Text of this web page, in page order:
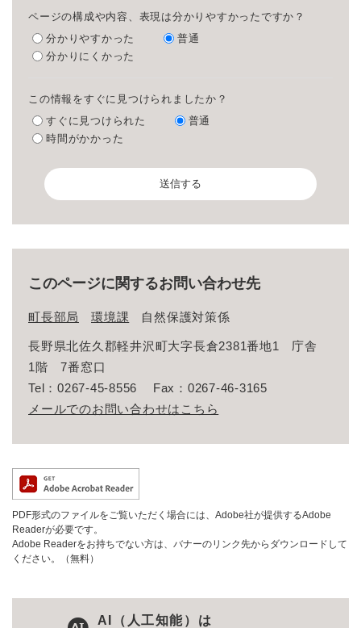
ページの構成や内容、表現は分かりやすかったですか？
分かりやすかった
普通
分かりにくかった
この情報をすぐに見つけられましたか？
すぐに見つけられた
普通
時間がかかった
このページに関するお問い合わせ先
町長部局 環境課 自然保護対策係
長野県北佐久郡軽井沢町大字長倉2381番地1 庁舎
1階 7番窓口
Tel：0267-45-8556
Fax：0267-46-3165
メールでのお問い合わせはこちら
PDF形式のファイルをご覧いただく場合には、Adobe社が提供するAdobe
Readerが必要です。
Adobe Readerをお持ちでない方は、バナーのリンク先からダウンロードして
ください。（無料）
AI（人工知能）は